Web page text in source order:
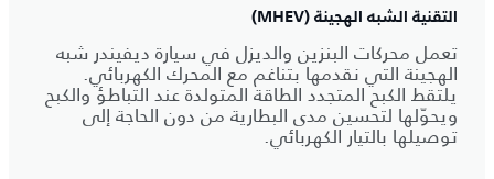
التقنية الشبه الهجينة (MHEV)
تعمل محركات البنزين والديزل في سيارة ديفيندر شبه
الهجينة التي نقدمها بتناغم مع المحرك الكهربائي.
يلتقط الكبح المتجدد الطاقة المتولدة عند التباطؤ والكبح
ويحوّلها لتحسين مدى البطارية من دون الحاجة إلى
توصيلها بالتيار الكهربائي.